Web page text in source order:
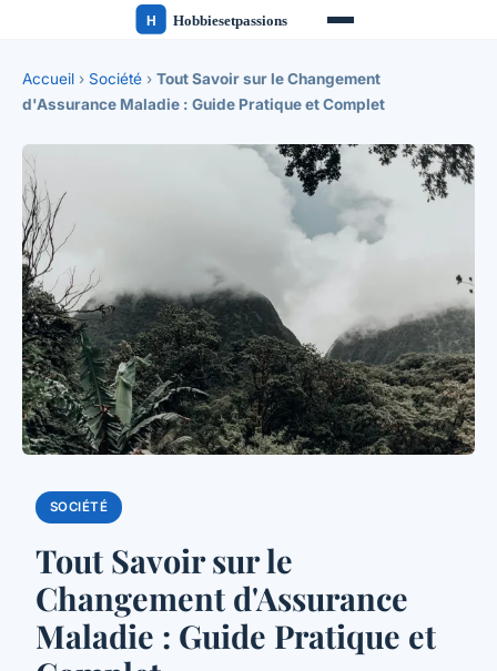
Accueil › Société › Tout Savoir sur le Changement
d'Assurance Maladie : Guide Pratique et Complet
SOCIÉTÉ
Tout Savoir sur le
Changement d'Assurance
Maladie : Guide Pratique et